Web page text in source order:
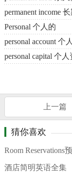
permanent income
Personal 个人的
personal account 个
personal capital 个人
上一篇
猜你喜欢
Room Reservations
酒店简明英语全集